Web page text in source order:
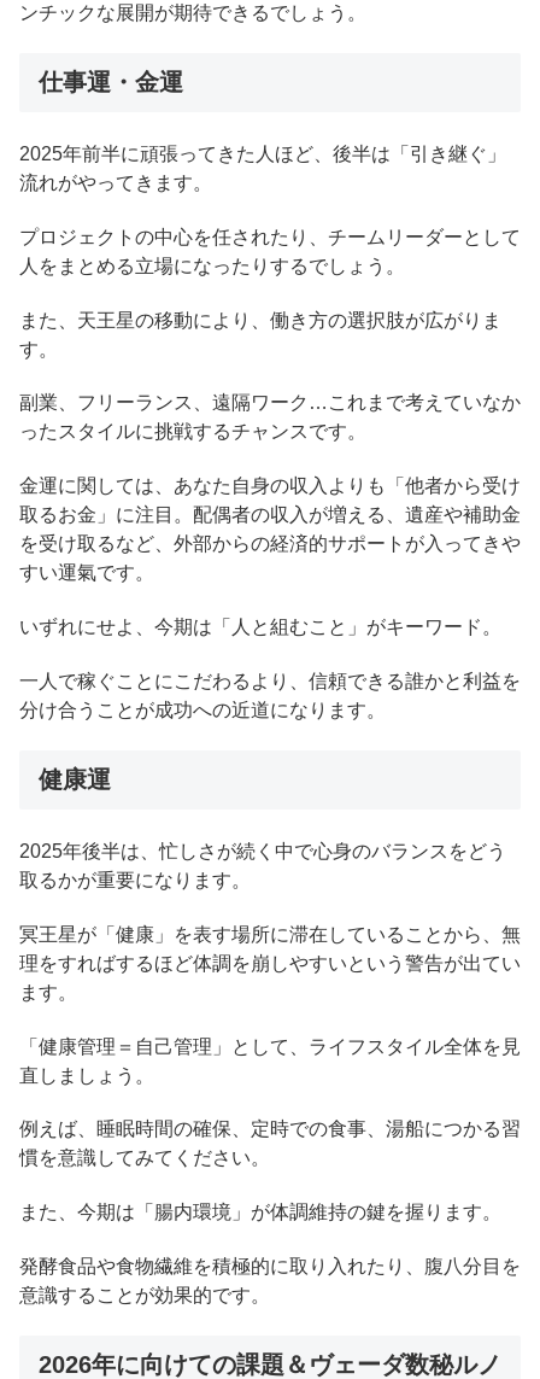
ンチックな展開が期待できるでしょう。
仕事運・金運
2025年前半に頑張ってきた人ほど、後半は「引き継ぐ」
流れがやってきます。
プロジェクトの中心を任されたり、チームリーダーとして
人をまとめる立場になったりするでしょう。
また、天王星の移動により、働き方の選択肢が広がりま
す。
副業、フリーランス、遠隔ワーク…これまで考えていなか
ったスタイルに挑戦するチャンスです。
金運に関しては、あなた自身の収入よりも「他者から受け
取るお金」に注目。配偶者の収入が増える、遺産や補助金
を受け取るなど、外部からの経済的サポートが入ってきや
すい運氣です。
いずれにせよ、今期は「人と組むこと」がキーワード。
一人で稼ぐことにこだわるより、信頼できる誰かと利益を
分け合うことが成功への近道になります。
健康運
2025年後半は、忙しさが続く中で心身のバランスをどう
取るかが重要になります。
冥王星が「健康」を表す場所に滞在していることから、無
理をすればするほど体調を崩しやすいという警告が出てい
ます。
「健康管理＝自己管理」として、ライフスタイル全体を見
直しましょう。
例えば、睡眠時間の確保、定時での食事、湯船につかる習
慣を意識してみてください。
また、今期は「腸内環境」が体調維持の鍵を握ります。
発酵食品や食物繊維を積極的に取り入れたり、腹八分目を
意識することが効果的です。
2026年に向けての課題＆ヴェーダ数秘ルノ